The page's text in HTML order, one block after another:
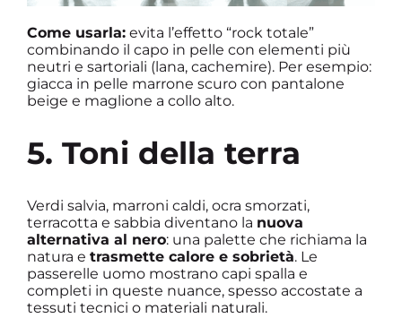
Come usarla: evita l’effetto “rock totale”
combinando il capo in pelle con elementi più
neutri e sartoriali (lana, cachemire). Per esempio:
giacca in pelle marrone scuro con pantalone
beige e maglione a collo alto.
5. Toni della terra
Verdi salvia, marroni caldi, ocra smorzati,
terracotta e sabbia diventano la nuova
alternativa al nero: una palette che richiama la
natura e trasmette calore e sobrietà. Le
passerelle uomo mostrano capi spalla e
completi in queste nuance, spesso accostate a
tessuti tecnici o materiali naturali.